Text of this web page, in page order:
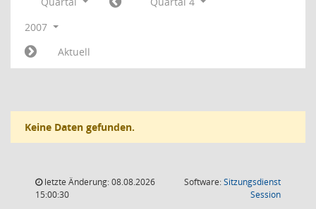
2007
Aktuell
Keine Daten gefunden.
letzte Änderung: 08.08.2026
15:00:30
Software:Sitzungsdienst
Session(Wird in